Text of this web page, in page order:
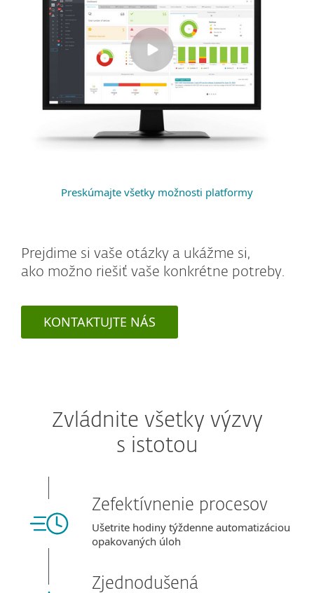
Preskúmajte všetky možnosti platformy
Prejdime si vaše otázky a ukážme si,
ako možno riešiť vaše konkrétne potreby.
KONTAKTUJTE NÁS
Zvládnite všetky výzvy
s istotou
Zefektívnenie procesov
Ušetrite hodiny týždenne automatizáciou
opakovaných úloh
Zjednodušená